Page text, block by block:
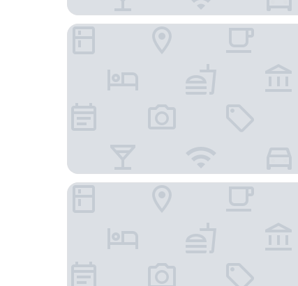
โรงแรมกรีน การ์เด้นส์ บูซิอา
ลา-เทเรซา เกสต์เฮาส์